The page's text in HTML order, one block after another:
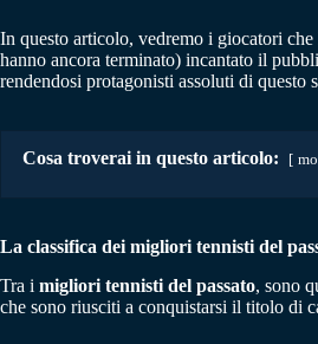
In questo articolo, vedremo i giocatori che
hanno ancora terminato) incantato il
rendendosi protagonisti assoluti di questo
Cosa troverai in questo articolo:
La classifica dei migliori tennisti del
Tra i migliori tennisti del passato, sono
che sono riusciti a conquistarsi il titolo di